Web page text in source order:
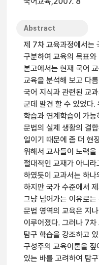
Abstract
제 7차 교육과정에서는
구분하여 교육의 목표
본고에서는 현재 국어
교육을 분석해 보고 다
국어 지식과 관련된 교
군데 발견 할 수 있었다.
학습과 연계학습이 가
문법의 실제 생활의 결
일이기 때문에 좀 더 현
위해서 교사들이 노력을
절대적인 교재가 아니
하였듯이 교과서는 하
하지만 국가 수준에서
그냥 넘어가는 이유로는
문법 영역의 교육은 지
이루어졌다. 그러나 7차
탐구 학습을 강조하고
구성주의 교육이론을
있는 바를 고려하여 탐